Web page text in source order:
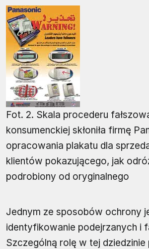
Fot. 2. Skala procederu
konsumenckiej skłoniła firmę
opracowania plakatu dla
klientów pokazującego, jak
podrobiony od oryginalnego
Jednym ze sposobów ochrony
identyfikowanie podejrzanych i
Szczególną rolę w tej dziedzinie